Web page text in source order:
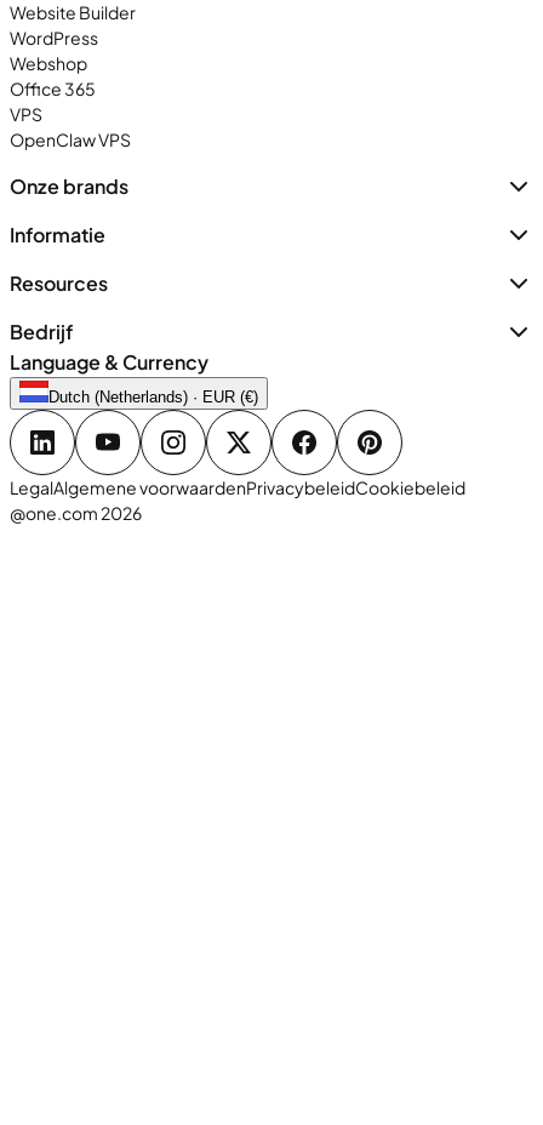
Website Builder
WordPress
Webshop
Office 365
VPS
OpenClaw VPS
Onze brands
Informatie
Resources
Bedrijf
Language & Currency
Dutch (Netherlands) · EUR (€)
LegalAlgemene voorwaardenPrivacybeleidCookiebeleid
@one.com 2026